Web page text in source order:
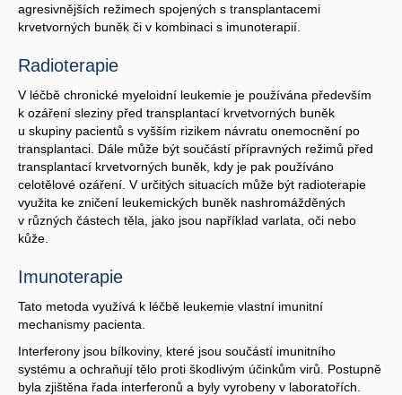
agresivnějších režimech spojených s transplantacemi
krvetvorných buněk či v kombinaci s imunoterapií.
Radioterapie
V léčbě chronické myeloidní leukemie je používána především
k ozáření sleziny před transplantací krvetvorných buněk
u skupiny pacientů s vyšším rizikem návratu onemocnění po
transplantaci. Dále může být součástí přípravných režimů před
transplantací krvetvorných buněk, kdy je pak používáno
celotělové ozáření. V určitých situacích může být radioterapie
využita ke zničení leukemických buněk nashromážděných
v různých částech těla, jako jsou například varlata, oči nebo
kůže.
Imunoterapie
Tato metoda využívá k léčbě leukemie vlastní imunitní
mechanismy pacienta.
Interferony jsou bílkoviny, které jsou součástí imunitního
systému a ochraňují tělo proti škodlivým účinkům virů. Postupně
byla zjištěna řada interferonů a byly vyrobeny v laboratořích.